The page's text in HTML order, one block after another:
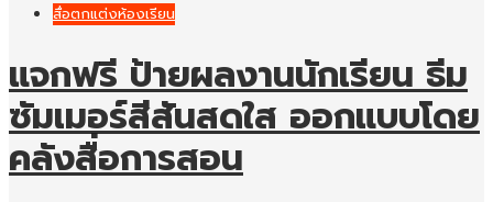
สื่อตกแต่งห้องเรียน
แจกฟรี ป้ายผลงานนักเรียน ธีม
ซัมเมอร์สีสันสดใส ออกแบบโดย
คลังสื่อการสอน